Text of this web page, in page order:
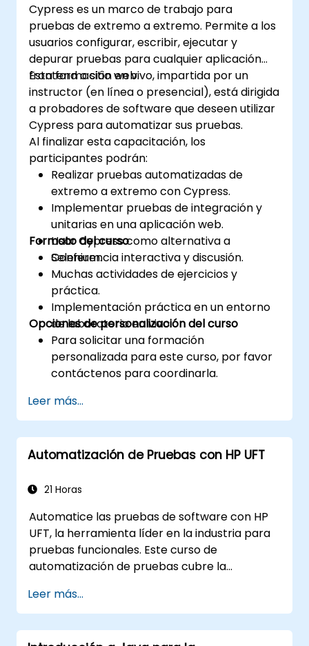
Cypress es un marco de trabajo para
pruebas de extremo a extremo. Permite a los
usuarios configurar, escribir, ejecutar y
depurar pruebas para cualquier aplicación
frontend o sitio web.
Esta formación en vivo, impartida por un
instructor (en línea o presencial), está dirigida
a probadores de software que deseen utilizar
Cypress para automatizar sus pruebas.
Al finalizar esta capacitación, los
participantes podrán:
Realizar pruebas automatizadas de
extremo a extremo con Cypress.
Implementar pruebas de integración y
unitarias en una aplicación web.
Usar Cypress como alternativa a
Selenium.
Formato del curso
Conferencia interactiva y discusión.
Muchas actividades de ejercicios y
práctica.
Implementación práctica en un entorno
de laboratorio en vivo.
Opciones de personalización del curso
Para solicitar una formación
personalizada para este curso, por favor
contáctenos para coordinarla.
Leer más...
Automatización de Pruebas con HP UFT
21 Horas
Automatice las pruebas de software con HP
UFT, la herramienta líder en la industria para
pruebas funcionales. Este curso de
automatización de pruebas cubre la
comandos, identificación de objetos, pruebas
parametrizadas, acciones reutilizables,
pruebas de aplicaciones web y validación de
Leer más...